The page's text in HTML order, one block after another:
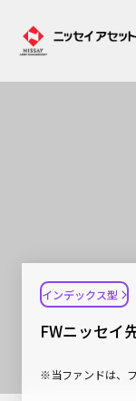
ファンド検索
ファンド比較
決算カレンダー
海外休日カレン
マーケット指数
マーケットレポート
資産形成ポータ
サステナビ
FWニッセイ
インデックス型
※当ファンドは、